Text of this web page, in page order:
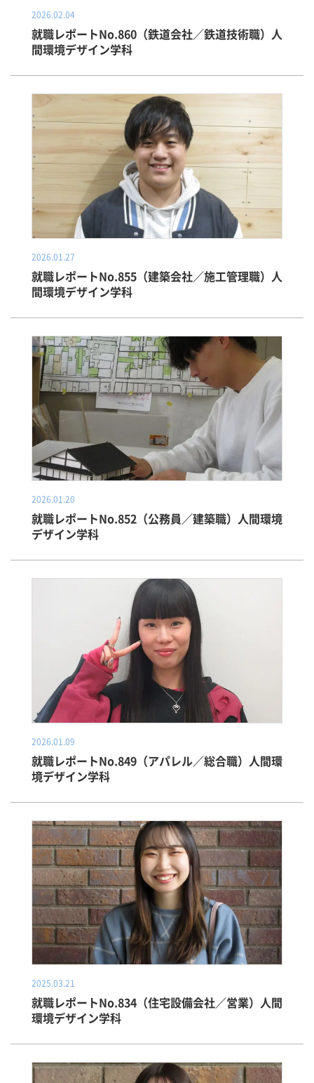
2026.02.04
就職レポートNo.860（鉄道会社／鉄道技術職）人
間環境デザイン学科
2026.01.27
就職レポートNo.855（建築会社／施工管理職）人
間環境デザイン学科
2026.01.20
就職レポートNo.852（公務員／建築職）人間環境
デザイン学科
2026.01.09
就職レポートNo.849（アパレル／総合職）人間環
境デザイン学科
2025.03.21
就職レポートNo.834（住宅設備会社／営業）人間
環境デザイン学科